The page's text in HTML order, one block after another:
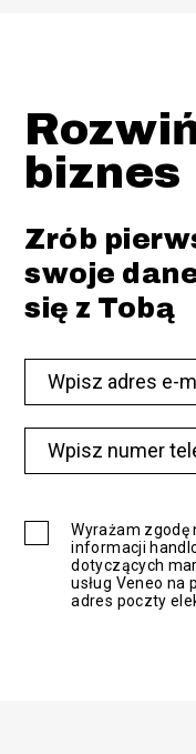
biznes
Zrób
swoje
się z Tobą
Wyrażam zgodę
informacji
dotyczących
usług Veneo na
adres poczty